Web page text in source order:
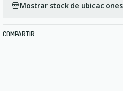
Mostrar stock de ubicaciones
COMPARTIR